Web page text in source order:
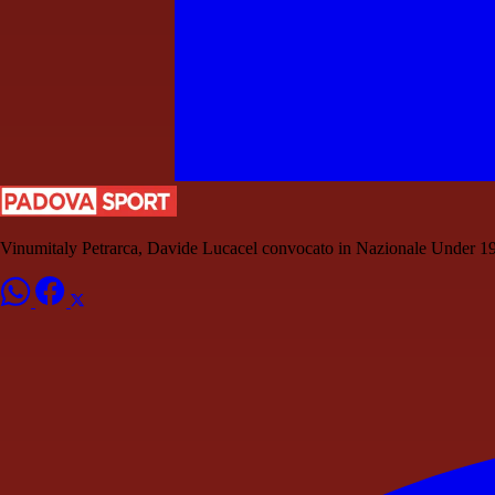
Vinumitaly Petrarca, Davide Lucacel convocato in Nazionale Under